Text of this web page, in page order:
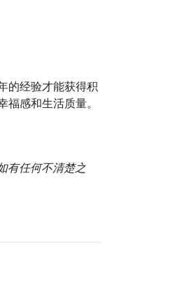
的经验才能获得积
感和生活质量。
有任何不清楚之